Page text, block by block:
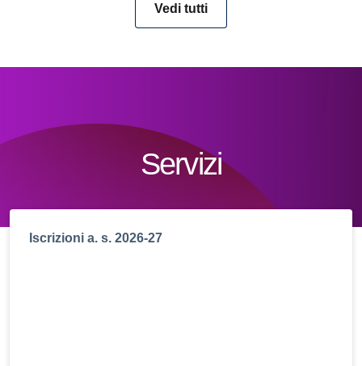
Vedi tutti
Servizi
Iscrizioni a. s. 2026-27